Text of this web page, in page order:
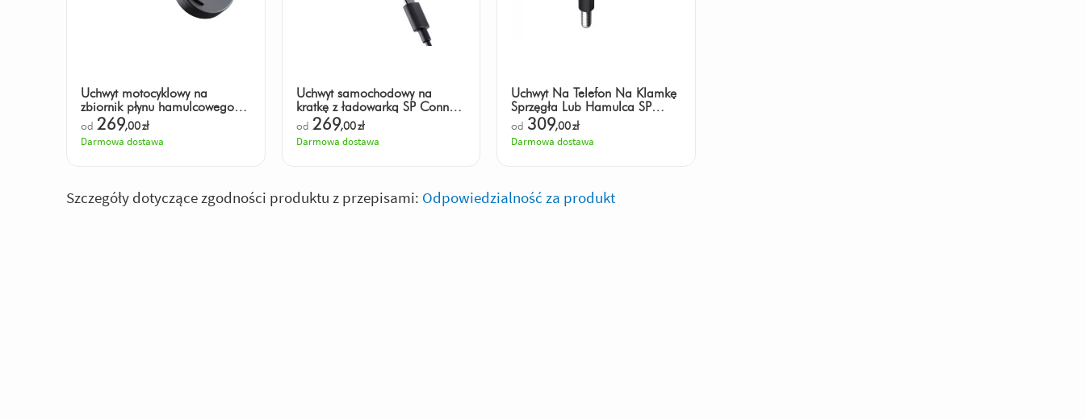
Uchwyt motocyklowy na
zbiornik płynu hamulcowego
SP CONNECT SPC+
od 269,00zł
Darmowa dostawa
Uchwyt samochodowy na
kratkę z ładowarką SP Connect
SPC+
od 269,00zł
Darmowa dostawa
Uchwyt Na Telefon Na Klamkę
Sprzęgła Lub Hamulca SP
Connect Clutch Moto Mount
od 309,00zł
Darmowa dostawa
Szczegóły dotyczące zgodności produktu z przepisami: Odpowiedzialność za produkt